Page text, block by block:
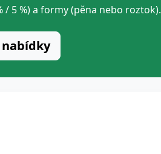
5 %) a formy (pěna nebo roztok).